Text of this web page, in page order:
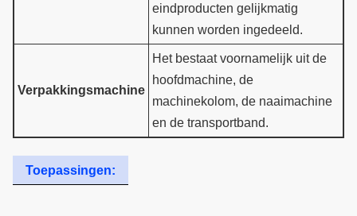
eindproducten gelijkmatig
kunnen worden ingedeeld.
Verpakkingsmachine
Het bestaat voornamelijk uit de
hoofdmachine, de
machinekolom, de naaimachine
en de transportband.
Toepassingen: